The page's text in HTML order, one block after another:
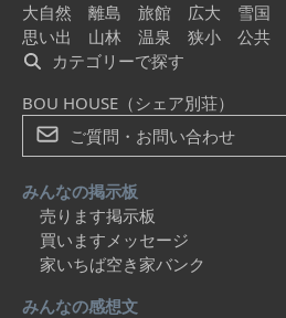
大自然
離島 旅館 広大 雪国
思い出
山林 温泉 狭小 公共
カテゴリーで探す
BOU HOUSE（シェア別荘）
ご質問・お問い合わせ
みんなの掲示板
売ります掲示板
買いますメッセージ
家いちば空き家バンク
みんなの感想文